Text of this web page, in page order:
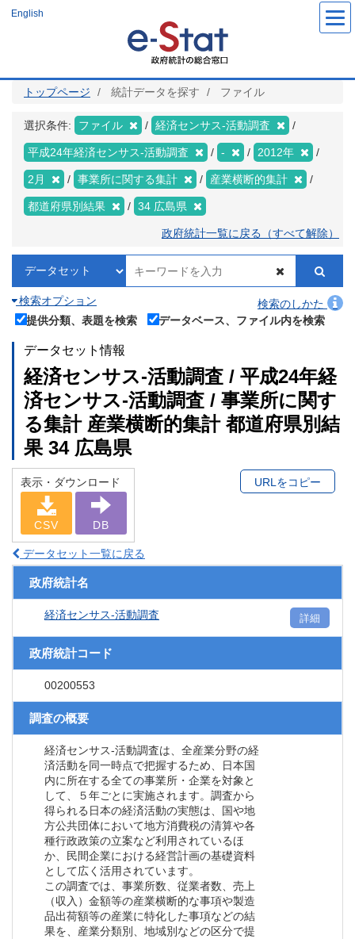
ツ
English
トップページ 統計データを探す ファイル
選択条件: ファイル 経済センサス‐活動調査
平成24年経済センサス‐活動調査 - 2012年
2月 事業所に関する集計 産業横断的集計
都道府県別結果 34 広島県
政府統計一覧に戻る（すべて解除）
検索オプション
検索のしかた
提供分類、表題を検索
データベース、ファイル内を検索
データセット情報
経済センサス‐活動調査 / 平成24年経
済センサス‐活動調査 / 事業所に関す
る集計 産業横断的集計 都道府県別結
果 34 広島県
表示・ダウンロード
CSV DB
URLをコピー
データセット一覧に戻る
政府統計名
経済センサス‐活動調査 詳細
政府統計コード
00200553
調査の概要
経済センサス‐活動調査は、全産業分野の経
済活動を同一時点で把握するため、日本国
内に所在する全ての事業所・企業を対象と
して、５年ごとに実施されます。調査から
得られる日本の経済活動の実態は、国や地
方公共団体において地方消費税の清算や各
種行政政策の立案など利用されているほ
か、民間企業における経営計画の基礎資料
として広く活用されています。
この調査では、事業所数、従業者数、売上
（収入）金額等の産業横断的な事項や製造
品出荷額等の産業に特化した事項などの結
果を、産業分類別、地域別などの区分で提